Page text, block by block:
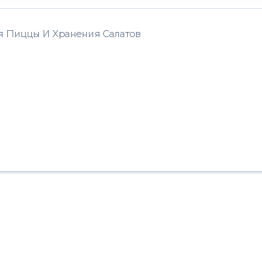
Пиццы И Хранения Салатов